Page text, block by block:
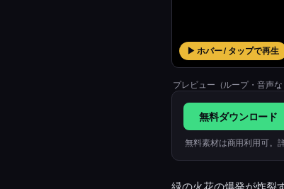
▶ ホバー / タップで再生
プレビュー（ループ・音声
無料ダウンロード
無料素材は商用利用可。
緑の火花の爆発が炸裂